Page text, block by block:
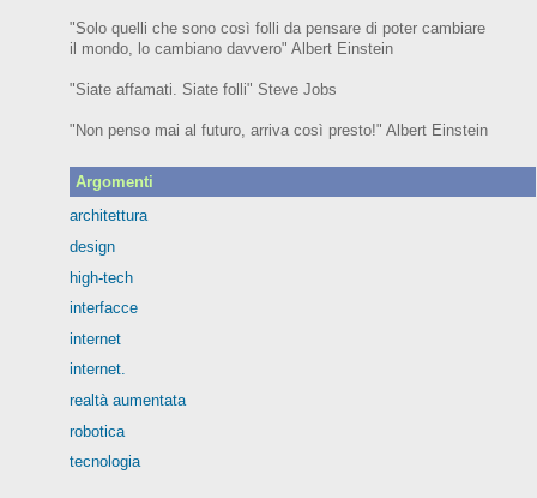
"Solo quelli che sono così folli da pensare di poter cambiare
il mondo, lo cambiano davvero" Albert Einstein
"Siate affamati. Siate folli" Steve Jobs
"Non penso mai al futuro, arriva così presto!" Albert Einstein
Argomenti
architettura
design
high-tech
interfacce
internet
internet.
realtà aumentata
robotica
tecnologia